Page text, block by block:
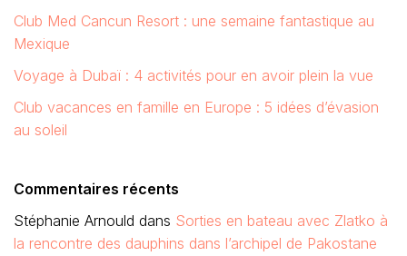
Club Med Cancun Resort : une semaine fantastique au
Mexique
Voyage à Dubaï : 4 activités pour en avoir plein la vue
Club vacances en famille en Europe : 5 idées d’évasion
au soleil
Commentaires récents
Stéphanie Arnould dans Sorties en bateau avec Zlatko à
la rencontre des dauphins dans l’archipel de Pakostane